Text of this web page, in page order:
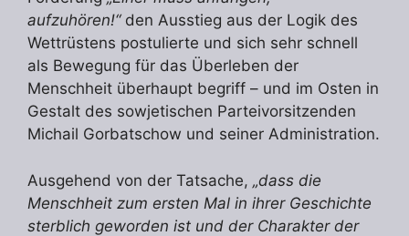
aufzuhören!“ den Ausstieg aus der Logik des
Wettrüstens postulierte und sich sehr schnell
als Bewegung für das Überleben der
Menschheit überhaupt begriff – und im Osten in
Gestalt des sowjetischen Parteivorsitzenden
Michail Gorbatschow und seiner Administration.
Ausgehend von der Tatsache, „dass die
Menschheit zum ersten Mal in ihrer Geschichte
sterblich geworden ist und der Charakter der